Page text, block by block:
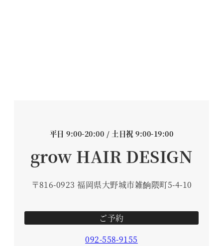
平日 9:00-20:00 / 土日祝 9:00-19:00
grow HAIR DESIGN
〒816-0923 福岡県大野城市雑餉隈町5-4-10
ご予約
092-558-9155